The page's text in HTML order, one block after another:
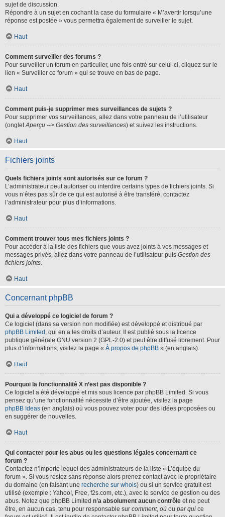
sujet de discussion.
Répondre à un sujet en cochant la case du formulaire « M’avertir lorsqu’une
réponse est postée » vous permettra également de surveiller le sujet.
Haut
Comment surveiller des forums ?
Pour surveiller un forum en particulier, une fois entré sur celui-ci, cliquez sur le
lien « Surveiller ce forum » qui se trouve en bas de page.
Haut
Comment puis-je supprimer mes surveillances de sujets ?
Pour supprimer vos surveillances, allez dans votre panneau de l’utilisateur
(ongletAperçu --> Gestion des surveillances) et suivez les instructions.
Haut
Fichiers joints
Quels fichiers joints sont autorisés sur ce forum ?
L’administrateur peut autoriser ou interdire certains types de fichiers joints. Si
vous n’êtes pas sûr de ce qui est autorisé à être transféré, contactez
l’administrateur pour plus d’informations.
Haut
Comment trouver tous mes fichiers joints ?
Pour accéder à la liste des fichiers que vous avez joints à vos messages et
messages privés, allez dans votre panneau de l’utilisateur puis Gestion des
fichiers joints.
Haut
Concernant phpBB
Qui a développé ce logiciel de forum ?
Ce logiciel (dans sa version non modifiée) est développé et distribué par
phpBB Limited , qui en a les droits d’auteur. Il est publié sous la licence
publique générale GNU version 2 (GPL-2.0) et peut être diffusé librement. Pour
plus d’informations, visitez la page « À propos de phpBB » (en anglais).
Haut
Pourquoi la fonctionnalité X n’est pas disponible ?
Ce logiciel a été développé et mis sous licence par phpBB Limited. Si vous
pensez qu’une fonctionnalité nécessite d’être ajoutée, visitez la page
phpBB Ideas (en anglais) où vous pouvez voter pour des idées proposées ou
en suggérer de nouvelles.
Haut
Qui contacter pour les abus ou les questions légales concernant ce
forum ?
Contactez n’importe lequel des administrateurs de la liste « L’équipe du
forum ». Si vous restez sans réponse alors prenez contact avec le propriétaire
du domaine (en faisant une recherche sur whois) ou si un service gratuit est
utilisé (exemple : Yahoo!, Free, f2s.com, etc.), avec le service de gestion ou des
abus. Notez que phpBB Limited n’a absolument aucun contrôle et ne peut
être, en aucun cas, tenu pour responsable sur comment, où ou par qui ce